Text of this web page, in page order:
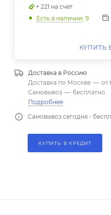
+ 221 на счет
Есть в наличии: 9
КУПИТЬ
Доставка в Россию
Доставка по Москве — от
Самовывоз — бесплатно
Подробнее
Самовывоз сегодня -
КУПИТЬ В КРЕДИТ